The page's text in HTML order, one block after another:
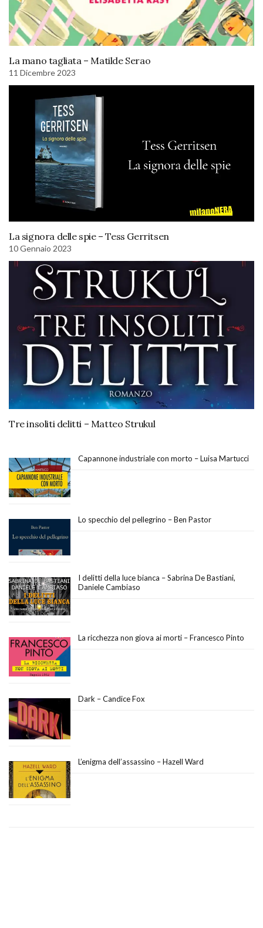
La mano tagliata – Matilde Serao
11 Dicembre 2023
La signora delle spie – Tess Gerritsen
10 Gennaio 2023
Tre insoliti delitti – Matteo Strukul
Capannone industriale con morto – Luisa Martucci
Lo specchio del pellegrino – Ben Pastor
I delitti della luce bianca – Sabrina De Bastiani,
Daniele Cambiaso
La ricchezza non giova ai morti – Francesco Pinto
Dark – Candice Fox
L’enigma dell’assassino – Hazell Ward